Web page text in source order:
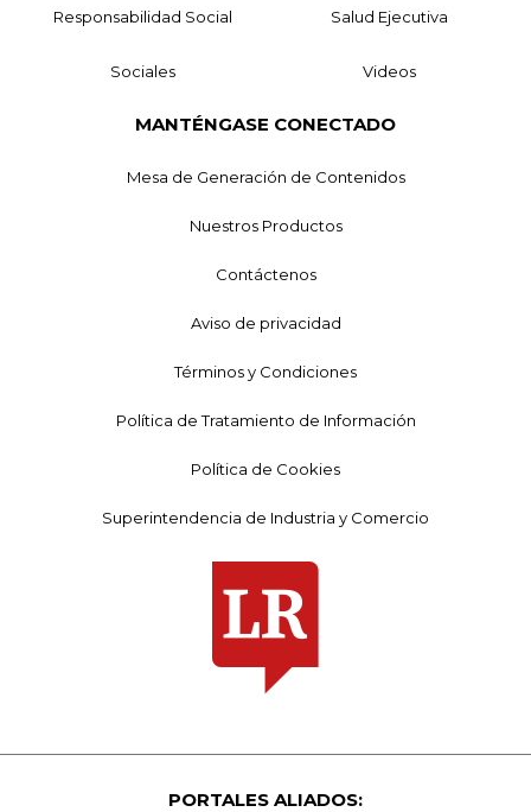
Responsabilidad Social Salud Ejecutiva
Sociales Videos
MANTÉNGASE CONECTADO
Mesa de Generación de Contenidos
Nuestros Productos
Contáctenos
Aviso de privacidad
Términos y Condiciones
Política de Tratamiento de Información
Política de Cookies
Superintendencia de Industria y Comercio
PORTALES ALIADOS: